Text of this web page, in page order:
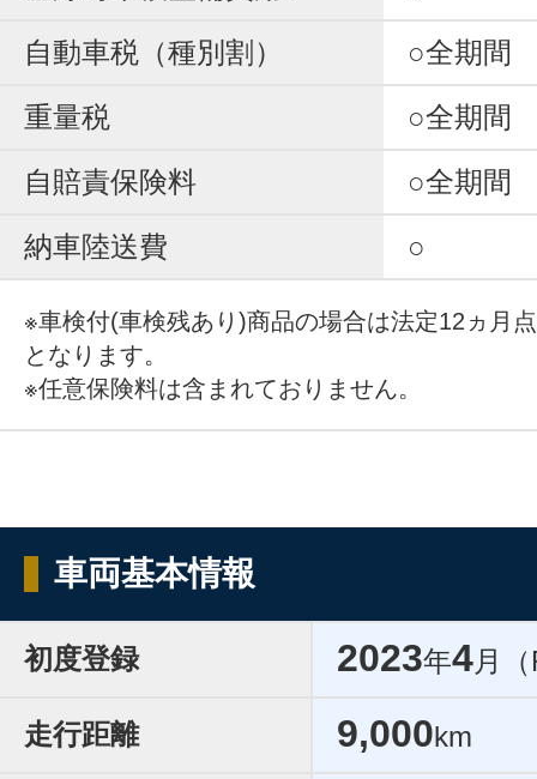
自動車税（種別割）
○全期間
重量税
○全期間
自賠責保険料
○全期間
納車陸送費
○
※車検付(車検残あり)商品の場合は法定12ヵ月
となります。
※任意保険料は含まれておりません。
車両基本情報
初度登録 2023年4月
走行距離 9,000km